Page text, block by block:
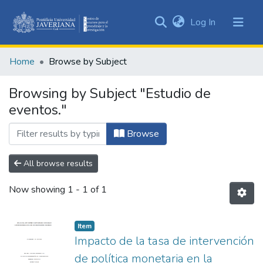
&
All of DSpace
Log In (current)
Home Browse by Subject
Browsing by Subject "Estudio de
eventos."
Browse
All browse results
Now showing 1 - 1 of 1
Item
Impacto de la tasa de intervención
de política monetaria en la